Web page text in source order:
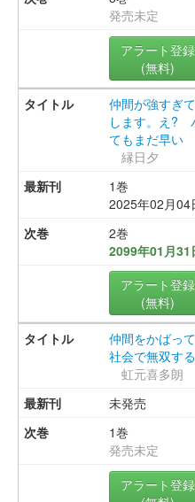
発売未定
アラート登録
(無料)
仲間が強すぎ
します。え?
てもまだ早い
縁日夕
1巻
2025年02月04
2巻
2099年01月31
アラート登録
(無料)
仲間をかばっ
社会で無双する
虹元喜多朗
未発売
1巻
発売未定
アラート登録